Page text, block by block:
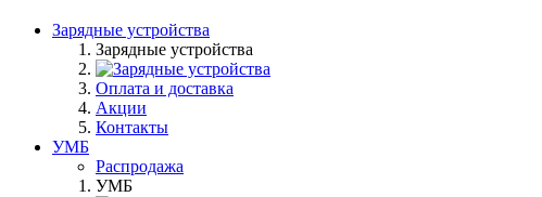
Зарядные устройства
Зарядные устройства
Оплата и доставка
Акции
Контакты
УМБ
Распродажа
УМБ